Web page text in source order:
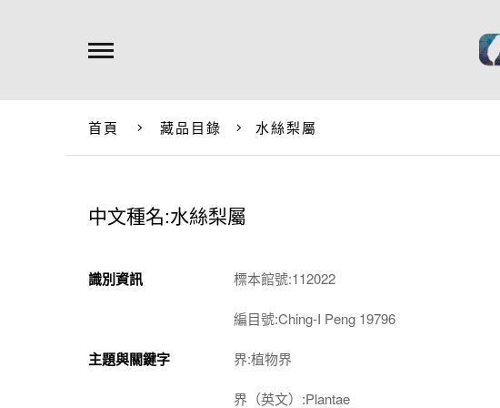
首頁 藏品目錄 水絲梨屬
中文種名:水絲梨屬
識別資訊 標本館號:112022
編目號:Ching-I Peng 19796
主題與關鍵字 界:植物界
界（英文）:Plantae